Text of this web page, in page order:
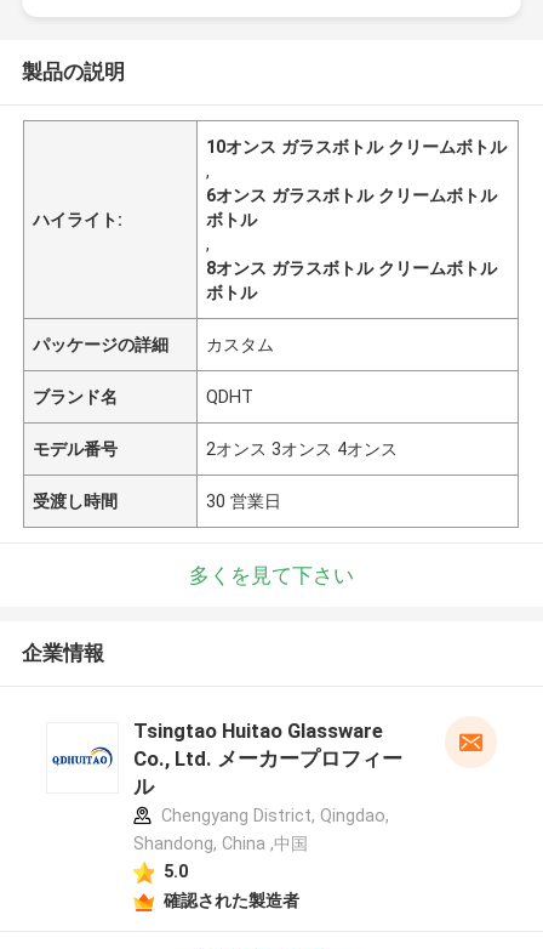
製品の説明
ハイライト:
10オンス ガラスボトル クリームボトル
,
6オンス ガラスボトル クリームボトル
ボトル
,
8オンス ガラスボトル クリームボトル
ボトル
パッケージの詳細 カスタム
ブランド名 QDHT
モデル番号 2オンス 3オンス 4オンス
受渡し時間 30 営業日
多くを見て下さい
企業情報
Tsingtao Huitao Glassware
Co., Ltd. メーカープロフィー
ル
Chengyang District, Qingdao,
Shandong, China ,中国
5.0
確認された製造者